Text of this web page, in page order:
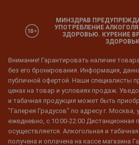
МИНЗДРАВ
УПОТРЕБЛЕНИЕ
ЗДОРОВЬЮ. КУРЕНИЕ
Внимание! Гарантировать наличие
без его бронирования. Информация,
публичной офертой. Наши специалисты
ценах на товар и условиях продаж.
и табачная продукция может быть
"Галерея Градусов" по адресу г. Москва,
ежедневно, с 10:00-22:00 Дистанционная
осуществляется. Алкогольная и
получена и оплачена на кассе магазина